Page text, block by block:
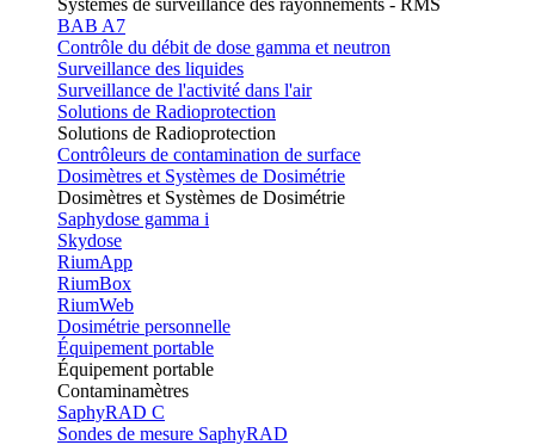
Systèmes de surveillance des rayonnements - RMS
BAB A7
Contrôle du débit de dose gamma et neutron
Surveillance des liquides
Surveillance de l'activité dans l'air
Solutions de Radioprotection
Solutions de Radioprotection
Contrôleurs de contamination de surface
Dosimètres et Systèmes de Dosimétrie
Dosimètres et Systèmes de Dosimétrie
Saphydose gamma i
Skydose
RiumApp
RiumBox
RiumWeb
Dosimétrie personnelle
Équipement portable
Équipement portable
Contaminamètres
SaphyRAD C
Sondes de mesure SaphyRAD